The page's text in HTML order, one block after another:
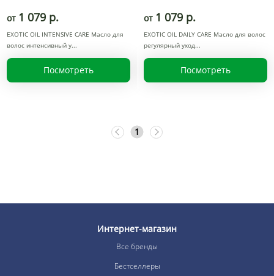
от 1 079 р.
EXOTIC OIL INTENSIVE CARE Масло для
волос интенсивный у
Посмотреть
от 1 079 р.
EXOTIC OIL DAILY CARE Масло для волос
регулярный уход
Посмотреть
1
Интернет-магазин
Все бренды
Бестселлеры